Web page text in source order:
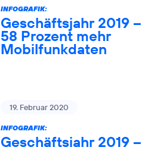
INFOGRAFIK:
Geschäftsjahr 2019 –
58 Prozent mehr
Mobilfunkdaten
19. Februar 2020
INFOGRAFIK:
Geschäftsjahr 2019 –